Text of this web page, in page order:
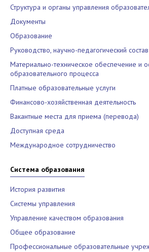
Структура и органы управления
Документы
Образование
Руководство, научно-педагогический состав
Материально-техническое обеспечение и
образовательного процесса
Платные образовательные услуги
Финансово-хозяйственная деятельность
Вакантные места для приема (перевода)
Доступная среда
Международное сотрудничество
Система образования
История развития
Системы управления
Управление качеством образования
Общее образование
Профессиональные образовательные